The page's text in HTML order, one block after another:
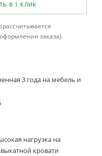
В 1 КЛИК
заказа)
3 года на мебель и
нагрузка на
кровати